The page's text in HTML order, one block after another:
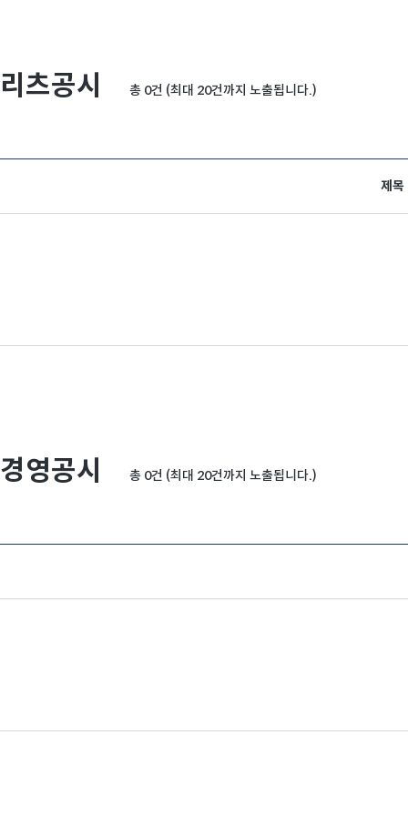
리츠공시 총 0건 (최대 20건까지 노출됩니다.)
제목
경영공시 총 0건 (최대 20건까지 노출됩니다.)